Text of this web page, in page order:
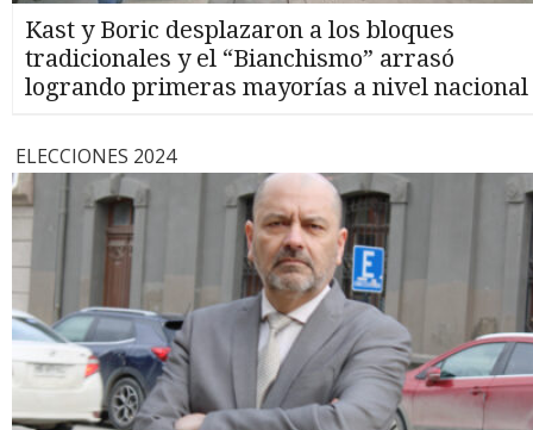
Kast y Boric desplazaron a los bloques
tradicionales y el “Bianchismo” arrasó
logrando primeras mayorías a nivel nacional
ELECCIONES 2024